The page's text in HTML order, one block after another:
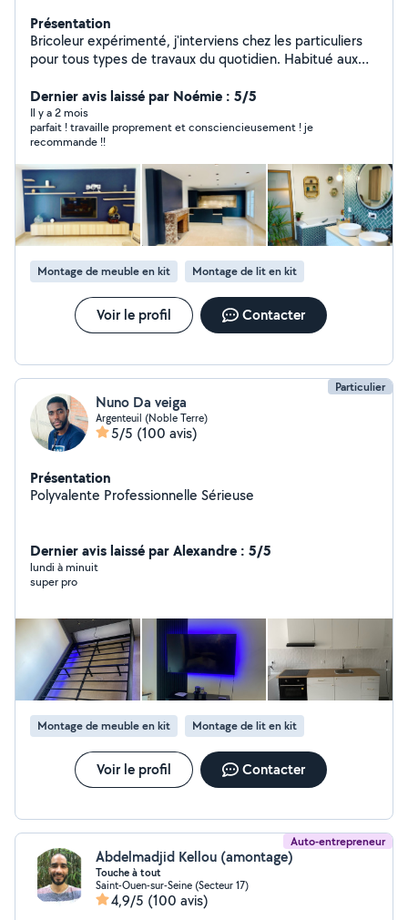
Présentation
Bricoleur expérimenté, j'interviens chez les particuliers
pour tous types de travaux du quotidien. Habitué aux
mets aujourd'hui ce savoir-faire au service des
particuliers : travail précis, solutions durables et chantier
propre. Je privilégie les choses simples, bien faites, sans
bricolage approximatif. Que ce soit pour un dépannage,
une installation ou une amélioration chez vous, je prends
le temps de faire correctement.
Dernier avis laissé par Noémie : 5/5
Il y a 2 mois
parfait ! travaille proprement et consciencieusement ! je
recommande !!
Montage de meuble en kit Montage de lit en kit
Voir le profil Contacter
Particulier
Nuno Da veiga
Argenteuil (Noble Terre)
5/5 (100 avis)
Présentation
Polyvalente Professionnelle Sérieuse
Dernier avis laissé par Alexandre : 5/5
lundi à minuit
super pro
Montage de meuble en kit Montage de lit en kit
Voir le profil Contacter
Auto-entrepreneur
Abdelmadjid Kellou (amontage)
Touche à tout
Saint-Ouen-sur-Seine (Secteur 17)
4,9/5 (100 avis)